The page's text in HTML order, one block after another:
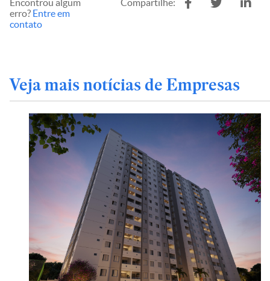
Encontrou algum
erro? Entre em
contato
Compartilhe:
Veja mais notícias de Empresas